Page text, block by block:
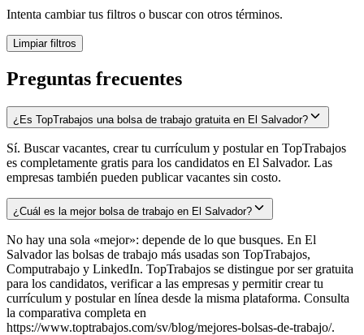
Intenta cambiar tus filtros o buscar con otros términos.
Limpiar filtros
Preguntas frecuentes
¿Es TopTrabajos una bolsa de trabajo gratuita en El Salvador?
Sí. Buscar vacantes, crear tu currículum y postular en TopTrabajos
es completamente gratis para los candidatos en El Salvador. Las
empresas también pueden publicar vacantes sin costo.
¿Cuál es la mejor bolsa de trabajo en El Salvador?
No hay una sola «mejor»: depende de lo que busques. En El
Salvador las bolsas de trabajo más usadas son TopTrabajos,
Computrabajo y LinkedIn. TopTrabajos se distingue por ser gratuita
para los candidatos, verificar a las empresas y permitir crear tu
currículum y postular en línea desde la misma plataforma. Consulta
la comparativa completa en
https://www.toptrabajos.com/sv/blog/mejores-bolsas-de-trabajo/.